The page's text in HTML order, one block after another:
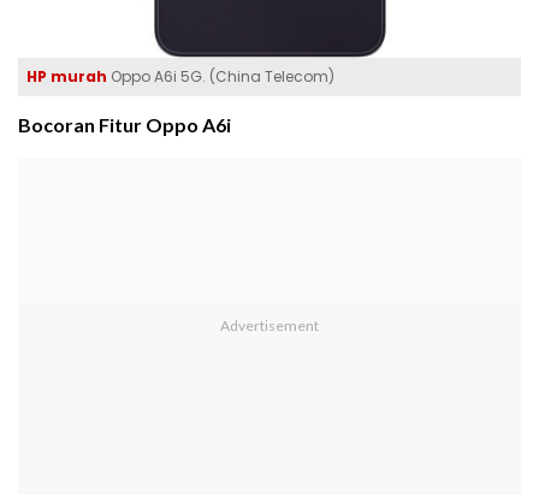
HP murah Oppo A6i 5G. (China Telecom)
Bocoran Fitur Oppo A6i